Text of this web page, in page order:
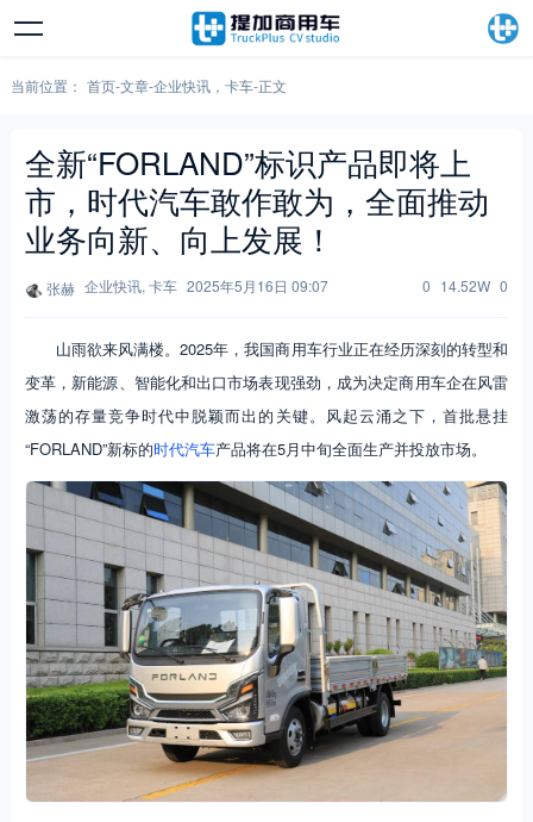
当前位置： 首页-文章-企业快讯， 卡车-正文
全新“FORLAND”标识产品即将上
市，时代汽车敢作敢为，全面推动
业务向新、向上发展！
张赫 企业快讯, 卡车 2025年5月16日 09:07 0 14.52W 0
山雨欲来风满楼。2025年，我国商用车行业正在经历深刻的转型和
变革，新能源、智能化和出口市场表现强劲，成为决定商用车企在风雷
激荡的存量竞争时代中脱颖而出的关键。风起云涌之下，首批悬挂
“FORLAND”新标的时代汽车产品将在5月中旬全面生产并投放市场。